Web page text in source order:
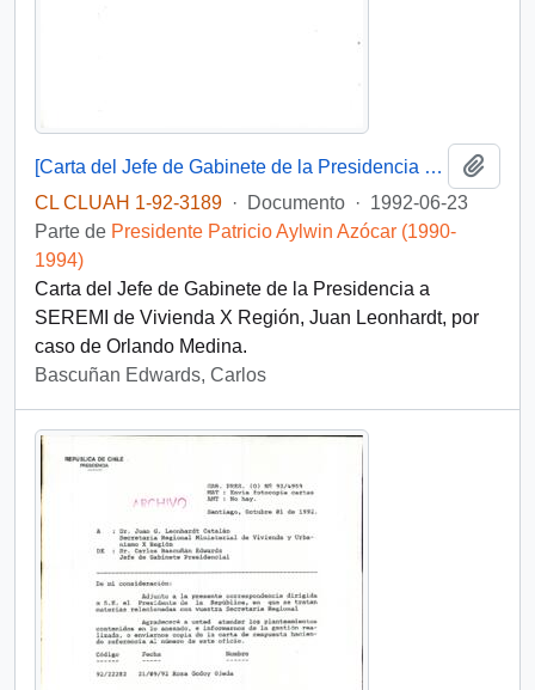
[Carta del Jefe de Gabinete de la Presidencia a SEREMI de Vivienda X Región]
CL CLUAH 1-92-3189 · Documento · 1992-06-23
Parte de Presidente Patricio Aylwin Azócar (1990-
1994)
Carta del Jefe de Gabinete de la Presidencia a
SEREMI de Vivienda X Región, Juan Leonhardt, por
caso de Orlando Medina.
Bascuñan Edwards, Carlos